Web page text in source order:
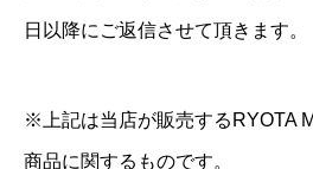
日以降にご返信させて頂きます。
※上記は当店が販売するRYOTA
商品に関するものです。